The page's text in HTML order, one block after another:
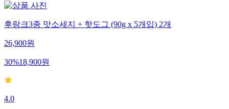
후랑크3종 맛소세지 + 핫도그 (90g x 5개입) 2개
26,900원
30%18,900원
4.0